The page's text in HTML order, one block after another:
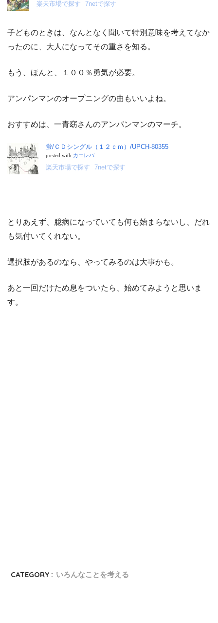
楽天市場で探す 7netで探す
子どものときは、なんとなく聞いて特別意味を考えてなか
ったのに、大人になってその重さを知る。
もう、ほんと、１００％勇気が必要。
アンパンマンのオープニングの曲もいいよね。
おすすめは、一青窈さんのアンパンマンのマーチ。
蛍/ＣＤシングル（１２ｃｍ）/UPCH-80355
posted with カエレバ
楽天市場で探す 7netで探す
とりあえず、臆病になっていても何も始まらないし、だれ
も気付いてくれない。
選択肢があるのなら、やってみるのは大事かも。
あと一回だけため息をついたら、始めてみようと思いま
す。
CATEGORY : いろんなことを考える